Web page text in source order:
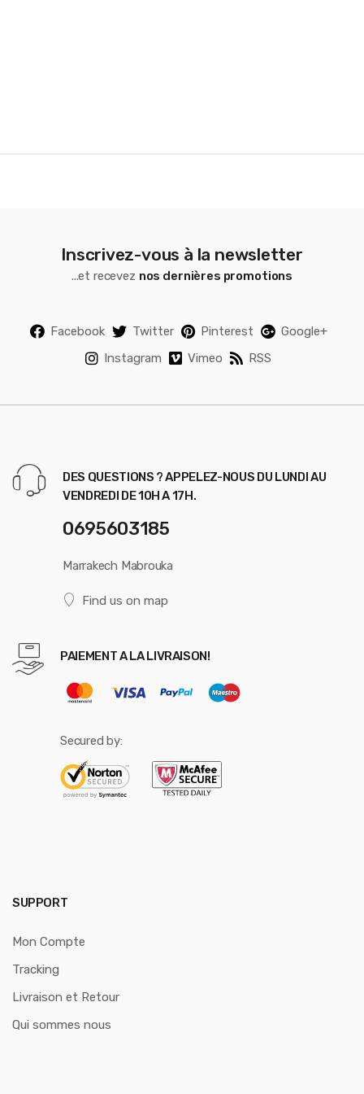
Inscrivez-vous à la newsletter
...et recevez nos dernières promotions
Facebook Twitter Pinterest
Google+
Instagram
Vimeo RSS
DES QUESTIONS ? APPELEZ-NOUS DU LUNDI AU
VENDREDI DE 10H A 17H.
0695603185
Marrakech Mabrouka
Find us on map
PAIEMENT A LA LIVRAISON!
Secured by:
SUPPORT
Mon Compte
Tracking
Livraison et Retour
Qui sommes nous